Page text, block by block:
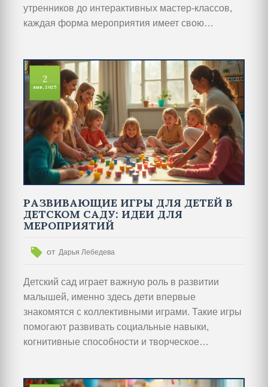
утренников до интерактивных мастер-классов,
каждая форма мероприятия имеет свою
подчеркиваются их особенности и важность для
всестороннего развития детей. Также
предоставлены советы по организации и
поддержанию интереса детей. Особое внимание
уделено тому, как эти занятия способствуют
социализации и формированию у детей
представлений об окружающем мире.
2
янв, 2025
РАЗВИВАЮЩИЕ ИГРЫ ДЛЯ ДЕТЕЙ В
ДЕТСКОМ САДУ: ИДЕИ ДЛЯ
МЕРОПРИЯТИЙ
от Дарья Лебедева
Детский сад играет важную роль в развитии
малышей, именно здесь дети впервые
знакомятся с коллективными играми. Такие игры
помогают развивать социальные навыки,
когнитивные способности и творческое